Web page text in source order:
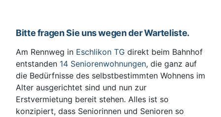
Bitte fragen Sie uns wegen der Warteliste.
Am Rennweg in Eschlikon TG direkt beim Bahnhof
entstanden 14 Seniorenwohnungen, die ganz auf
die Bedürfnisse des selbstbestimmten Wohnens im
Alter ausgerichtet sind und nun zur
Erstvermietung bereit stehen. Alles ist so
konzipiert, dass Seniorinnen und Senioren so